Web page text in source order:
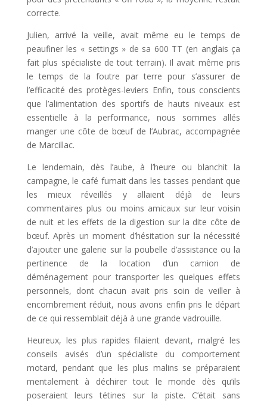
correcte.
Julien, arrivé la veille, avait même eu le temps de
peaufiner les « settings » de sa 600 TT (en anglais ça
fait plus spécialiste de tout terrain). Il avait même pris
le temps de la foutre par terre pour s’assurer de
l’efficacité des protèges-leviers Enfin, tous conscients
que l’alimentation des sportifs de hauts niveaux est
essentielle à la performance, nous sommes allés
manger une côte de bœuf de l’Aubrac, accompagnée
de Marcillac.
Le lendemain, dès l’aube, à l’heure ou blanchit la
campagne, le café fumait dans les tasses pendant que
les mieux réveillés y allaient déjà de leurs
commentaires plus ou moins amicaux sur leur voisin
de nuit et les effets de la digestion sur la dite côte de
bœuf. Après un moment d’hésitation sur la nécessité
d’ajouter une galerie sur la poubelle d’assistance ou la
pertinence de la location d’un camion de
déménagement pour transporter les quelques effets
personnels, dont chacun avait pris soin de veiller à
encombrement réduit, nous avons enfin pris le départ
de ce qui ressemblait déjà à une grande vadrouille.
Heureux, les plus rapides filaient devant, malgré les
conseils avisés d’un spécialiste du comportement
motard, pendant que les plus malins se préparaient
mentalement à déchirer tout le monde dès qu’ils
poseraient leurs tétines sur la piste. C’était sans